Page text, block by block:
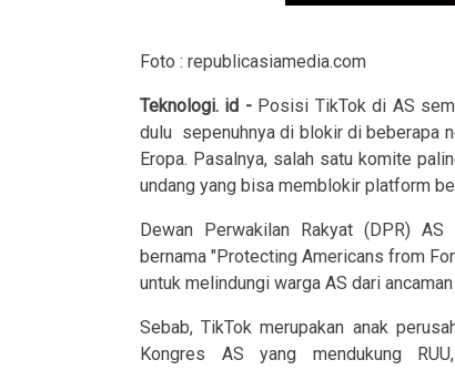
Foto : republicasiamedia.com
Teknologi. id - Posisi TikTok di AS
dulu sepenuhnya di blokir di beberapa
Eropa. Pasalnya, salah satu komite
undang yang bisa memblokir platform
Dewan Perwakilan Rakyat (DPR) AS
bernama "Protecting Americans from
untuk melindungi warga AS dari
Sebab, TikTok merupakan anak
Kongres AS yang mendukung